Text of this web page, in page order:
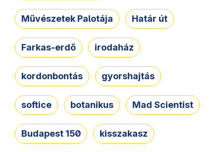
Művészetek Palotája Határ út
Farkas-erdő irodaház
kordonbontás gyorshajtás
softice botanikus Mad Scientist
Budapest 150 kisszakasz